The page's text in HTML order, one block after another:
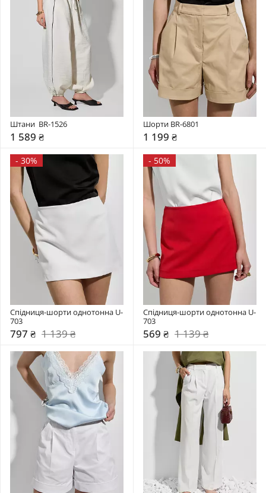
Штани  BR-1526
1 589 ₴
Шорти BR-6801
1 199 ₴
- 30%
Спідниця-шорти однотонна U-
703
797 ₴ 1 139 ₴
- 50%
Спідниця-шорти однотонна U-
703
569 ₴ 1 139 ₴